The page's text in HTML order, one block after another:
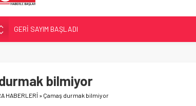
GERİ SAYIM BAŞLADI
SAMSUNSPOR’DA HEDEF 5’İNCİLİK!
İŞTE FINDIK FİYATI!
YÖNETİCİ SEÇERKEN YAPILAN EN BÜYÜK HATALAR
bilmiyor
HABERLERİ » Çamaş durmak bilmiyor